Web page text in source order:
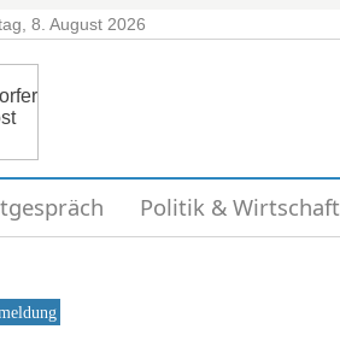
8. August 2026
Politik & Wirtschaft